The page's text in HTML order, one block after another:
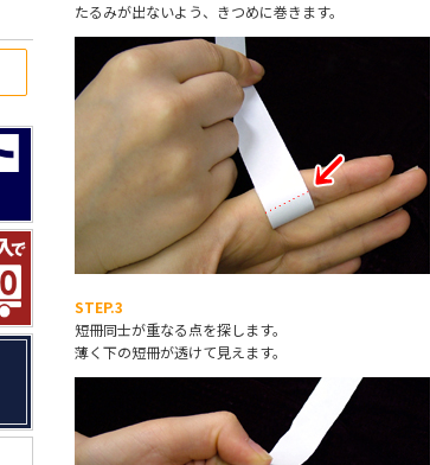
たるみが出ないよう、きつめに巻きます。
STEP.3
短冊同士が重なる点を探します。
薄く下の短冊が透けて見えます。